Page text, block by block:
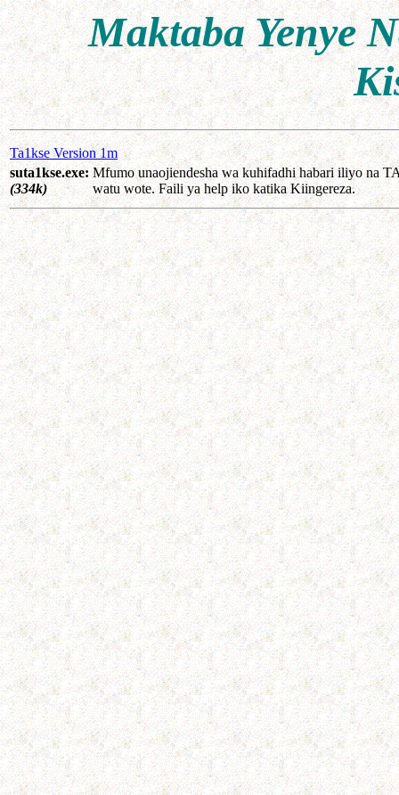
Maktaba Yenye
Ta1kse Version 1m
suta1kse.exe:
(334k)
Mfumo unaojiendesha wa kuhifadhi habari iliyo na
watu wote. Faili ya help iko katika Kiingereza.